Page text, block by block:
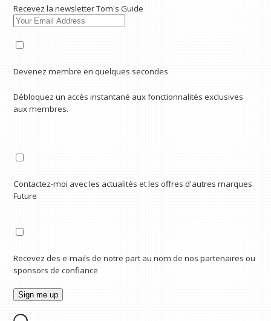
Recevez la newsletter Tom's Guide
Devenez membre en quelques secondes
Débloquez un accès instantané aux fonctionnalités exclusives
aux membres.
Contactez-moi avec les actualités et les offres d'autres marques
Future
Recevez des e-mails de notre part au nom de nos partenaires ou
sponsors de confiance